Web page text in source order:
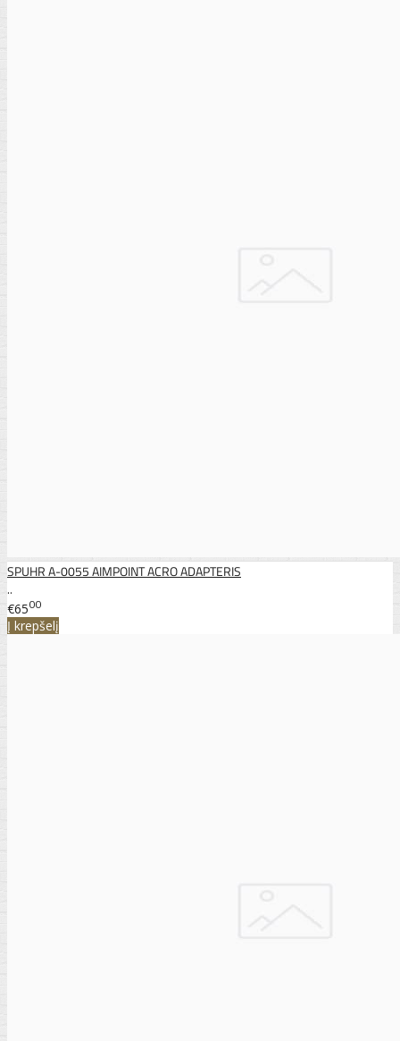
SPUHR A-0055 AIMPOINT ACRO ADAPTERIS
..
€6500
Į krepšelį